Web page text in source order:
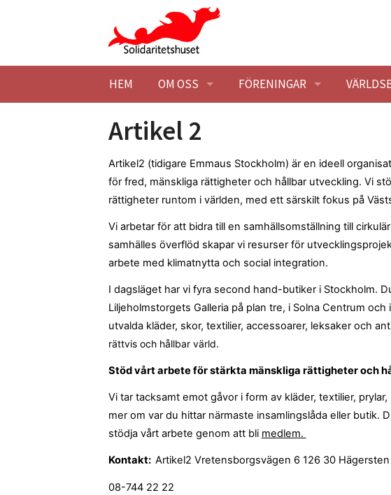
HEM OM OSS
BESÖK OSS
STUDIEBESÖK
TILLGÄNGLIGHET
KONTAKTA OSS
SOLIDARITETSHUSET EK. FÖRENING
STADGAR
STYRELSE
BLI MEDLEM
MILJÖPOLICY
HISTORIK SOLIDARITETSHUSET -
BARNÄNGEN - BYGGNADEN
LOKALER LEDIGA LOKALER I
MÖTESLOKALER
FÖRENINGAR
BLI MEDLEM SÖK
Artikel 2
Artikel2 (tidigare Emmaus Stockholm) är en ideell
för fred, mänskliga rättigheter och hållbar utveckling. Vi
rättigheter runtom i världen, med ett särskilt fokus på
Vi arbetar för att bidra till en samhällsomställning till
samhälles överflöd skapar vi resurser för
arbete med klimatnytta och social integration.
I dagsläget har vi fyra second hand-butiker i Stockholm.
Liljeholmstorgets Galleria på plan tre, i Solna Centrum och
utvalda kläder, skor, textilier, accessoarer, leksaker och
rättvis och hållbar värld.
Stöd vårt arbete för stärkta mänskliga rättigheter och
Vi tar tacksamt emot gåvor i form av kläder, textilier,
mer om var du hittar närmaste insamlingslåda eller butik.
stödja vårt arbete genom att bli medlem.
Kontakt: Artikel2 Vretensborgsvägen 6 126 30 Hägersten
08-744 22 22